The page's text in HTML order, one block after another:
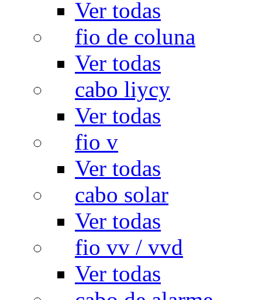
Ver todas
fio de coluna
Ver todas
cabo liycy
Ver todas
fio v
Ver todas
cabo solar
Ver todas
fio vv / vvd
Ver todas